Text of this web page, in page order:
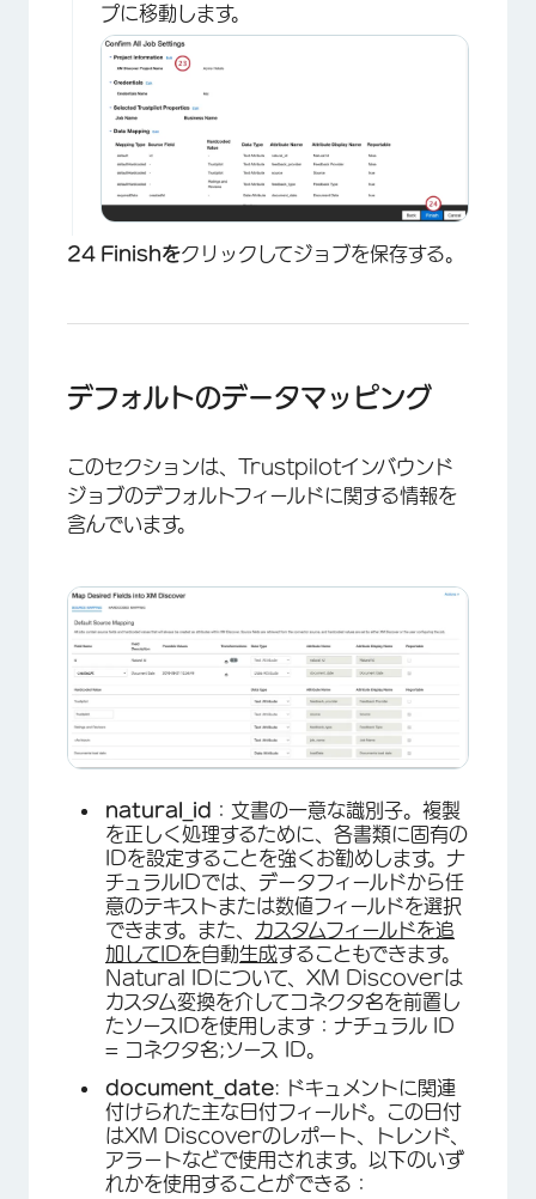
プに移動します。
×
Finishをクリックしてジョブを保存する。
デフォルトのデータマッピング
このセクションは、Trustpilotインバウンド
ジョブのデフォルトフィールドに関する情報を
含んでいます。
natural_id
：文書の一意な識別子。複製
を正しく処理するために、各書類に固有の
IDを設定することを強くお勧めします。ナ
チュラルIDでは、データフィールドから任
意のテキストまたは数値フィールドを選択
できます。また、 カスタムフィールドを追
加してIDを自動生成することもできます。
Natural IDについて、XM Discoverは
カスタム変換を介してコネクタ名を前置し
たソースIDを使用します：ナチュラル ID
= コネクタ名;ソース ID。
document_date: ドキュメントに関連
付けられた主な日付フィールド。この日付
はXM Discoverのレポート、トレンド、
アラートなどで使用されます。以下のいず
れかを使用することができる：